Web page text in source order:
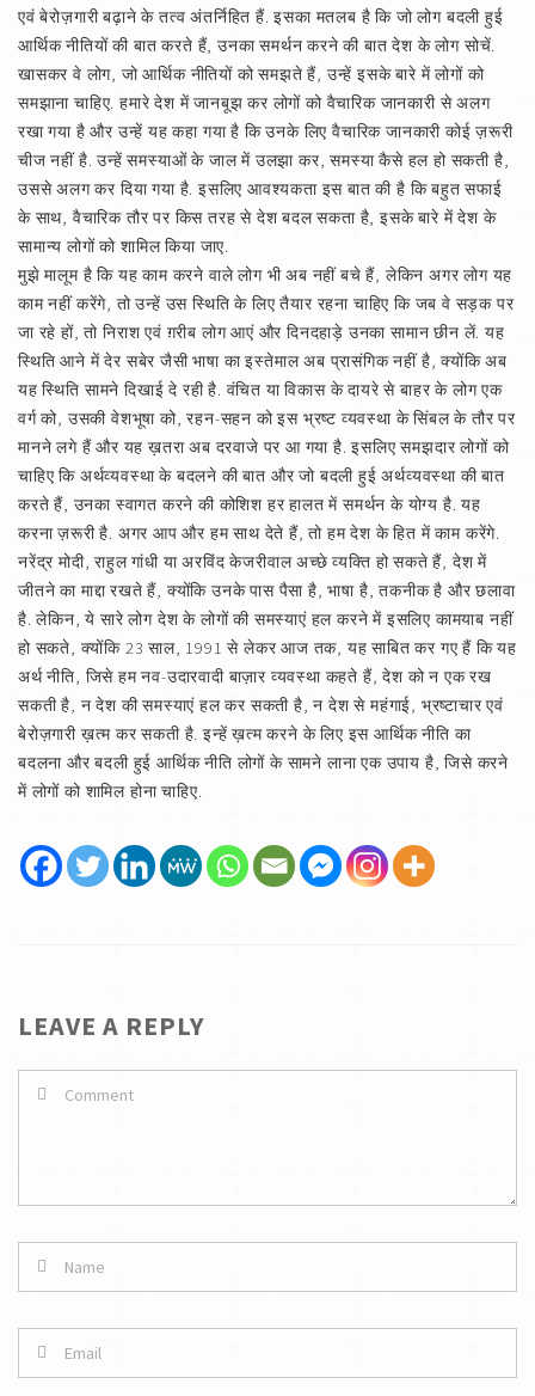
एवं बेरोज़गारी बढ़ाने के तत्व अंतर्निहित हैं. इसका मतलब है कि जो लोग बदली हुई
आर्थिक नीतियों की बात करते हैं, उनका समर्थन करने की बात देश के लोग सोचें.
खासकर वे लोग, जो आर्थिक नीतियों को समझते हैं, उन्हें इसके बारे में लोगों को
समझाना चाहिए. हमारे देश में जानबूझ कर लोगों को वैचारिक जानकारी से अलग
रखा गया है और उन्हें यह कहा गया है कि उनके लिए वैचारिक जानकारी कोई ज़रूरी
चीज नहीं है. उन्हें समस्याओं के जाल में उलझा कर, समस्या कैसे हल हो सकती है,
उससे अलग कर दिया गया है. इसलिए आवश्यकता इस बात की है कि बहुत सफाई
के साथ, वैचारिक तौर पर किस तरह से देश बदल सकता है, इसके बारे में देश के
सामान्य लोगों को शामिल किया जाए.
मुझे मालूम है कि यह काम करने वाले लोग भी अब नहीं बचे हैं, लेकिन अगर लोग यह
काम नहीं करेंगे, तो उन्हें उस स्थिति के लिए तैयार रहना चाहिए कि जब वे सड़क पर
जा रहे हों, तो निराश एवं ग़रीब लोग आएं और दिनदहाड़े उनका सामान छीन लें. यह
स्थिति आने में देर सबेर जैसी भाषा का इस्तेमाल अब प्रासंगिक नहीं है, क्योंकि अब
यह स्थिति सामने दिखाई दे रही है. वंचित या विकास के दायरे से बाहर के लोग एक
वर्ग को, उसकी वेशभूषा को, रहन-सहन को इस भ्रष्ट व्यवस्था के सिंबल के तौर पर
मानने लगे हैं और यह ख़तरा अब दरवाजे पर आ गया है. इसलिए समझदार लोगों को
चाहिए कि अर्थव्यवस्था के बदलने की बात और जो बदली हुई अर्थव्यवस्था की बात
करते हैं, उनका स्वागत करने की कोशिश हर हालत में समर्थन के योग्य है. यह
करना ज़रूरी है. अगर आप और हम साथ देते हैं, तो हम देश के हित में काम करेंगे.
नरेंद्र मोदी, राहुल गांधी या अरविंद केजरीवाल अच्छे व्यक्ति हो सकते हैं, देश में
जीतने का माद्दा रखते हैं, क्योंकि उनके पास पैसा है, भाषा है, तकनीक है और छलावा
है. लेकिन, ये सारे लोग देश के लोगों की समस्याएं हल करने में इसलिए कामयाब नहीं
हो सकते, क्योंकि 23 साल, 1991 से लेकर आज तक, यह साबित कर गए हैं कि यह
अर्थ नीति, जिसे हम नव-उदारवादी बाज़ार व्यवस्था कहते हैं, देश को न एक रख
सकती है, न देश की समस्याएं हल कर सकती है, न देश से महंगाई, भ्रष्टाचार एवं
बेरोज़गारी ख़त्म कर सकती है. इन्हें ख़त्म करने के लिए इस आर्थिक नीति का
बदलना और बदली हुई आर्थिक नीति लोगों के सामने लाना एक उपाय है, जिसे करने
में लोगों को शामिल होना चाहिए.
LEAVE A REPLY